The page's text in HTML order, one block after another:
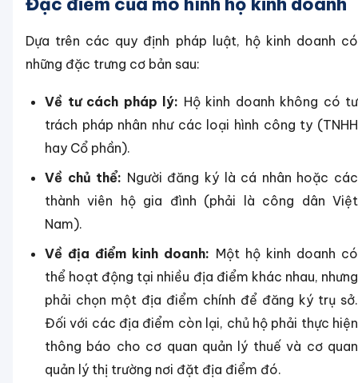
Dựa trên các quy định pháp luật, hộ kinh doanh có
những đặc trưng cơ bản sau:
Về tư cách pháp lý: Hộ kinh doanh không có tư
trách pháp nhân như các loại hình công ty (TNHH
hay Cổ phần).
Về chủ thể: Người đăng ký là cá nhân hoặc các
thành viên hộ gia đình (phải là công dân Việt
Nam).
Về địa điểm kinh doanh: Một hộ kinh doanh có
thể hoạt động tại nhiều địa điểm khác nhau, nhưng
phải chọn một địa điểm chính để đăng ký trụ sở.
Đối với các địa điểm còn lại, chủ hộ phải thực hiện
thông báo cho cơ quan quản lý thuế và cơ quan
quản lý thị trường nơi đặt địa điểm đó.